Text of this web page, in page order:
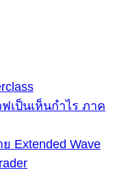
เป็นเห็นกำไร ภาค
Extended Wave